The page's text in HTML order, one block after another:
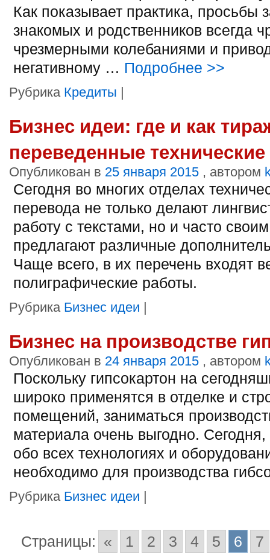
Как показывает практика, просьбы
знакомых и родственников всегда
чрезмерными колебаниями и
негативному … Подробнее >>
Рубрика Кредиты |
Бизнес идеи: где и как
переведенные
Опубликован в 25 января 2015 , автором
Сегодня во многих отделах
перевода не только делают
работу с текстами, но и часто
предлагают различные
Чаще всего, в их перечень входят
полиграфические работы.
Рубрика Бизнес идеи |
Бизнес на производстве
Опубликован в 24 января 2015 , автором
Поскольку гипсокартон на
широко применятся в отделке и
помещений, заниматься
материала очень выгодно. Сегодня,
обо всех технологиях и
необходимо для производства
Рубрика Бизнес идеи |
Страницы: « 1 2 3 4 5 6 7